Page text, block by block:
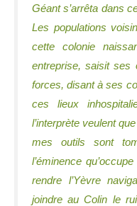
Géant s’arrêta dans
Les populations
cette colonie
entreprise, saisit ses
forces, disant à ses
ces lieux
l’interprète veulent
mes outils sont
l’éminence
rendre l’Yèvre
joindre au Colin le